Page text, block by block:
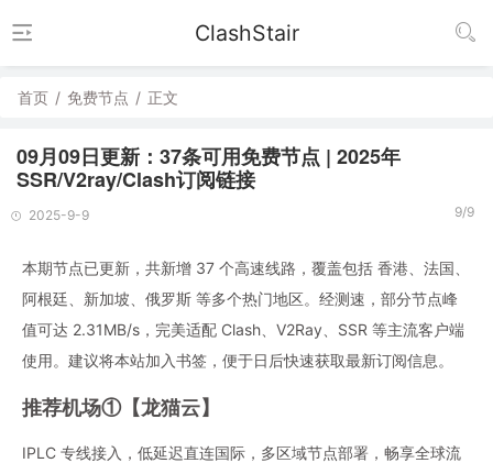
ClashStair
首页 / 免费节点 / 正文
09月09日更新：37条可用免费节点 | 2025年
SSR/V2ray/Clash订阅链接
2025-9-9 9/9
本期节点已更新，共新增 37 个高速线路，覆盖包括 香港、法国、
阿根廷、新加坡、俄罗斯 等多个热门地区。经测速，部分节点峰
值可达 2.31MB/s，完美适配 Clash、V2Ray、SSR 等主流客户端
使用。建议将本站加入书签，便于日后快速获取最新订阅信息。
推荐机场①【龙猫云】
IPLC 专线接入，低延迟直连国际，多区域节点部署，畅享全球流